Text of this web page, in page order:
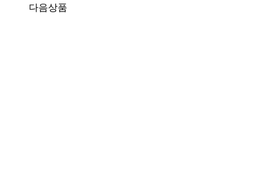
다음상품